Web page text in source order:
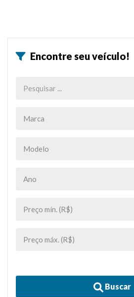
Encontre seu veículo!
Buscar